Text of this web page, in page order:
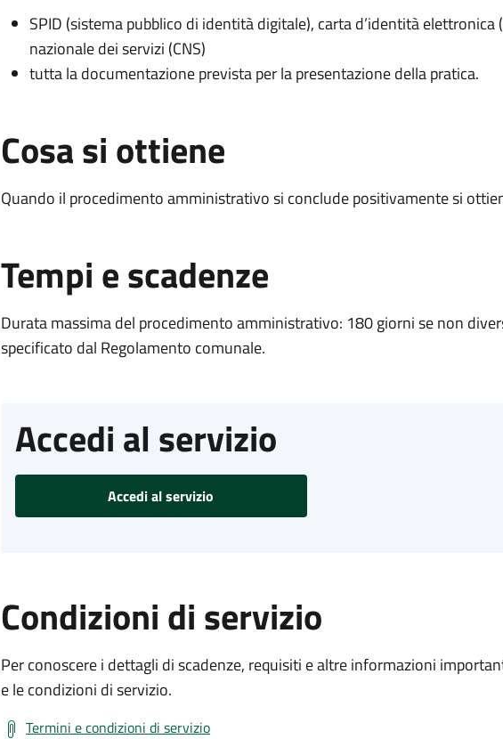
SPID (sistema pubblico di identità digitale), carta d’identità elettronica
nazionale dei servizi (CNS)
tutta la documentazione prevista per la presentazione della pratica.
Cosa si ottiene
Quando il procedimento amministrativo si conclude positivamente si
Tempi e scadenze
Durata massima del procedimento amministrativo: 180 giorni se non
specificato dal Regolamento comunale.
Accedi al servizio
Accedi al servizio
Condizioni di servizio
Per conoscere i dettagli di scadenze, requisiti e altre informazioni
e le condizioni di servizio.
Termini e condizioni di servizio